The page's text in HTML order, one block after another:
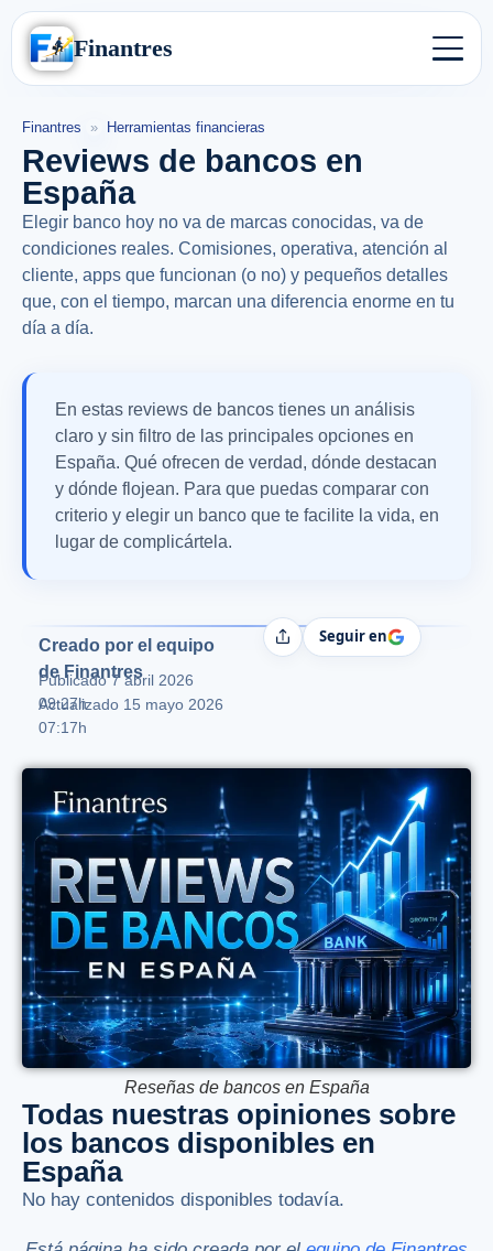
Finantres
Finantres » Herramientas financieras
Reviews de bancos en
España
Elegir banco hoy no va de marcas conocidas, va de
condiciones reales. Comisiones, operativa, atención al
cliente, apps que funcionan (o no) y pequeños detalles
que, con el tiempo, marcan una diferencia enorme en tu
día a día.
En estas reviews de bancos tienes un análisis
claro y sin filtro de las principales opciones en
España. Qué ofrecen de verdad, dónde destacan
y dónde flojean. Para que puedas comparar con
criterio y elegir un banco que te facilite la vida, en
lugar de complicártela.
Creado por el equipo
de Finantres
Publicado 7 abril 2026
09:27h
Actualizado 15 mayo 2026
07:17h
CompartirSeguir en
Reseñas de bancos en España
Todas nuestras opiniones sobre
los bancos disponibles en
España
No hay contenidos disponibles todavía.